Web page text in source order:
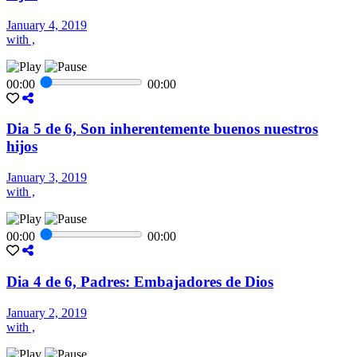
January 4, 2019
with ,
00:00 00:00
Dia 5 de 6, Son inherentemente buenos nuestros
hijos
January 3, 2019
with ,
00:00 00:00
Dia 4 de 6, Padres: Embajadores de Dios
January 2, 2019
with ,